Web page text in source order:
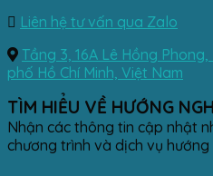
Liên hệ tư vấn qua Zalo
Tầng 3, 16A Lê Hồng
phố Hồ Chí Minh, Việt Nam
TÌM HIỂU VỀ HƯỚNG
Nhận các thông tin cập nhật
chương trình và dịch vụ hướng